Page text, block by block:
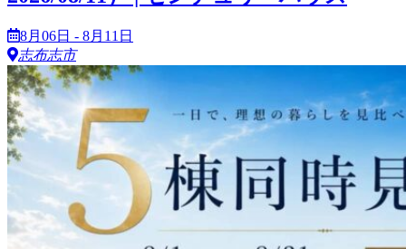
8月06日 - 8月11日
志布志市